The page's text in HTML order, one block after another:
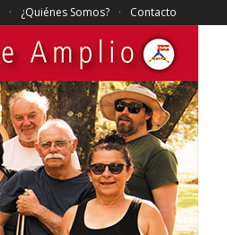
¿Quiénes Somos? Contacto